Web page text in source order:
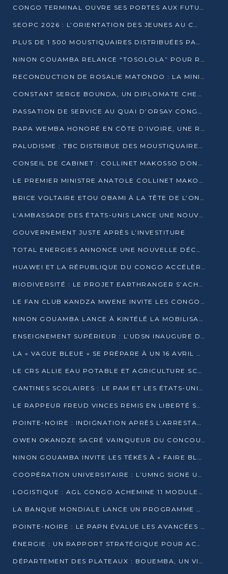
CONGO TERMINAL OUVRE SES PORTES AUX FUTURS INGÉNIEURS AU FORUM DES MÉTIERS D’UCAC-ICAM
SEOPC 2026 : L’ORIENTATION DES JEUNES AU CŒUR DE LA DEUXIÈME ÉDITION
PLUS DE 1 500 MOUSTIQUAIRES DISTRIBUÉES PAR AGL ET CONGO TERMINAL DANS LA LUTTE CONTRE LE PALUDISME
NINON GOUAMBA RELANCE “TOSOLOLA” POUR RENFORCER LE DIALOGUE AVEC LES CITOYENS
RECONDUCTION DE ROSALIE MATONDO : LA MINISTRE PROMET D’ACCÉLÉRER LE TRAITEMENT DES DOSSIERS ET DE RELEVER DE NOUVEAUX DÉFIS
CONSTANT SERGE BOUNDA, UN DIPLOMATE CHEVRONNÉ AUX COMMANDES DES AFFAIRES ÉTRANGÈRES
PASSATION DE SERVICE AU QUAI D’ORSAY CONGOLAIS : GAKOSSO PASSE LE FLAMBEAU À BOUNDA
PAPA WEMBA HONORÉ EN CÔTE D’IVOIRE, UNE RUE PORTE DÉSORMAIS SON NOM
PALUDISME : TBC DISTRIBUE DES MOUSTIQUAIRES DANS DEUX CSI DE BRAZZAVILLE
CONSEIL DE CABINET : COLLINET MAKOSSO DONNE SES DERNIÈRES ORIENTATIONS
LE PREMIER MINISTRE ANATOLE COLLINET MAKOSSO DÉMISSIONNE AVEC SON GOUVERNEMENT
BRICE VOLTAIRE ETOU OBAMI À LA TÊTE DE L’ONEC-C POUR TROIS ANS
L’AMBASSADE DES ÉTATS-UNIS LANCE UNE NOUVELLE COHORTE DU PROGRAMME ACCESS MICRO-SCHOLARSHIP
GOUVERNEMENT JUSTE APRÈS L’INVESTITURE
TOTAL ENERGIES ANNONCE UNE NOUVELLE DÉCOUVERTE D’HYDROCARBURES SUR LE PERMIS MOHO AU LARGE DU CONGO
HUAWEI ET LA RÉPUBLIQUE DU CONGO ACCÉLÈRENT LEUR PARTENARIAT
BIODIVERSITÉ : LE PROJET EARTHRANGER S’ACHÈVE, MAIS LES DÉFIS DEMEURENT
LE FAN CLUB KANDZA MWENE INVITE LES CONGOLAIS À UNE FORTE AFFLUENCE AU STADE DE KINTÉLÉ
NINON GOUAMBA LANCE À KINTÉLÉ LA MOBILISATION POUR L’INVESTITURE DR DSN
ENSEIGNEMENT SUPÉRIEUR : L’UDSN INAUGURE DES LABORATOIRES POUR BOOSTER LA FORMATION PRATIQUE
LA « VAGUE BLEUE » SE PRÉPARE À UN 16 AVRIL HISTORIQUE
LE CRS ALLIE EAU POTABLE ET AGRICULTURE SCOLAIRE AU CŒUR DE LA TRANSFORMATION DES ÉCOLES RURALES
CANTINES SCOLAIRES : LE PAM ET LES ÉTATS-UNIS AU CONTACT DES ÉCOLIERS DE KINKALA
LE RAPPEUR FREUD VINCES REMIS EN LIBERTÉ SOUS PRESSION MÉDIATIQUE
POINTE-NOIRE : INDIGNATION APRÈS L’ARRESTATION DU RAPPEUR FREUD VINCES
OWEN OKANDZE SACRÉ VAINQUEUR DU CONCOURS SLAM POUR LA VIE
NINON GOUAMBA INVITE LES TÉKÉS À « FAIRE BLOC » POUR PESER DANS LE DÉBAT NATIONAL
COOPÉRATION UNIVERSITAIRE : L’UMNG SIGNE UN ACCORD STRATÉGIQUE AVEC L’UNIVERSITÉ HAINAN EN CHINE
LOGISTIQUE : AGL CONGO ACHEMINE 11 MODULES GÉANTS JUSQU’À BRAZZAVILLE
LA BANQUE MONDIALE LANCE UN PROGRAMME DE 394 MILLIONS DE DOLLARS POUR LE BASSIN DU CONGO
POINTE-NOIRE : LE PAPN ÉVALUE LES AVANCÉES DU MÔLE EST
ÉNERGIE : UN RAPPORT STRATÉGIQUE POUR ACCÉLÉRER LA TRANSITION AU CONGO
DÉPARTEMENT DES PLATEAUX : BOUEMBA, UN VIVIER ÉCONOMIQUE PRÊT À EXPLOSER